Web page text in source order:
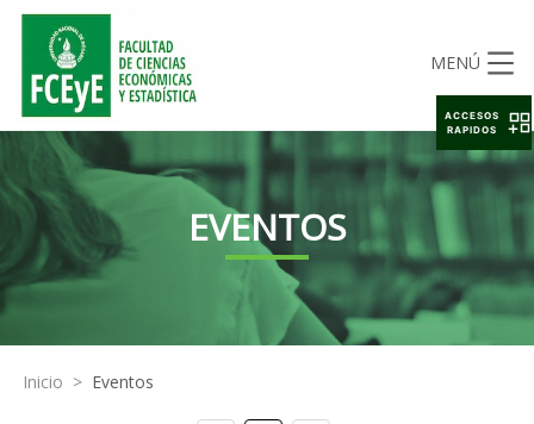
MENÚ
EVENTOS
Inicio > Eventos
ACCESOS
RAPIDOS